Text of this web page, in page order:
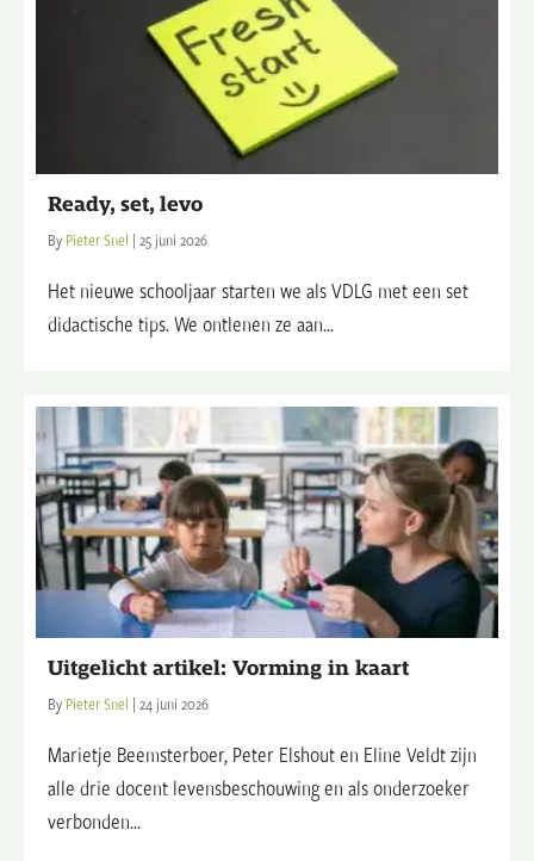
Ready, set, levo
By Pieter Snel | 25 juni 2026
Het nieuwe schooljaar starten we als VDLG met een set
didactische tips. We ontlenen ze aan...
Uitgelicht artikel: Vorming in kaart
By Pieter Snel | 24 juni 2026
Marietje Beemsterboer, Peter Elshout en Eline Veldt zijn
alle drie docent levensbeschouwing en als onderzoeker
verbonden...